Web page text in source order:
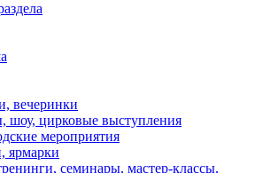
вечеринки
шоу, цирковые выступления
мероприятия
ярмарки
семинары, мастер-классы,